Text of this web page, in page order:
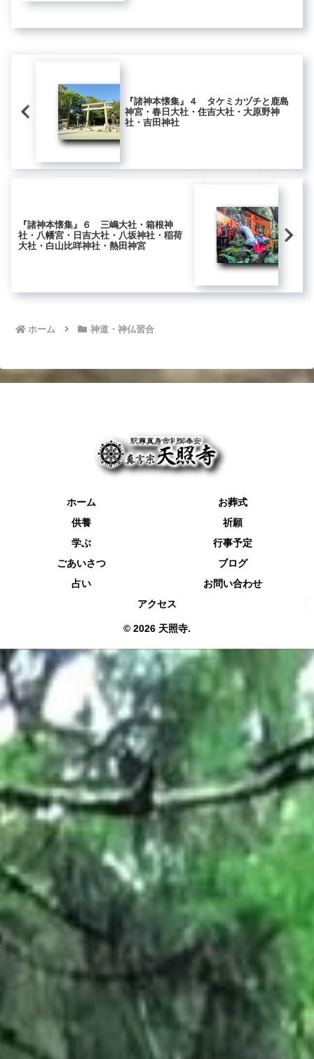
く...
『諸神本懐集』４ タケミカヅチと鹿島
神宮・春日大社・住吉大社・大原野神
社・吉田神社
『諸神本懐集』６ 三嶋大社・箱根神
社・八幡宮・日吉大社・八坂神社・稲荷
大社・白山比咩神社・熱田神宮
ホーム 神道・神仏習合
ホーム
お葬式
供養
祈願
学ぶ
行事予定
ごあいさつ
ブログ
占い
お問い合わせ
アクセス
© 2026 天照寺.